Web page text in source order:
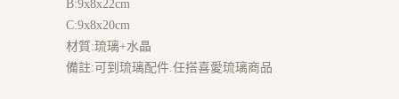
B:9x8x22cm
C:9x8x20cm
材質:琉璃+水晶
備註:可到琉璃配件.任搭喜愛琉璃商品